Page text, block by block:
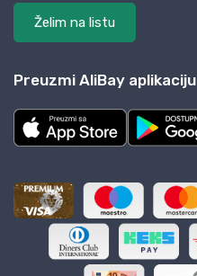
Želim na listu
Preuzmi AliBay aplikaciju